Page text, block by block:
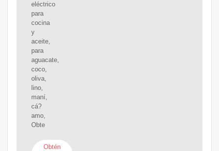
eléctrico
para
cocina
y
aceite,
para
aguacate,
coco,
oliva,
lino,
maní,
cá?
amo,
Obte
Obtén